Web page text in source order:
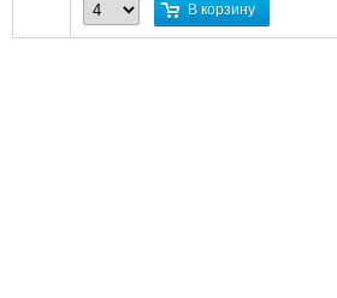
В корзину